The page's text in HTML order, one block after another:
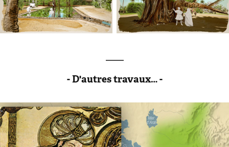
- D'autres travaux… -
Histoire de l'Islam